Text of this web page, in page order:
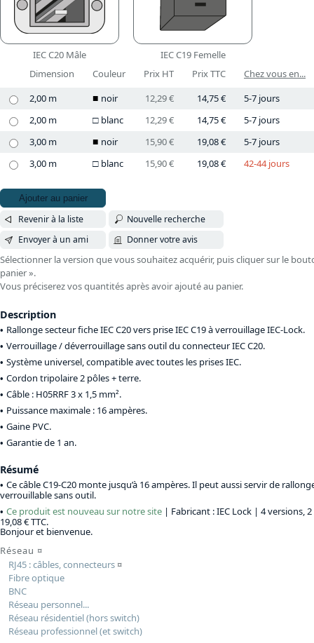
IEC C20 Mâle
IEC C19 Femelle
Dimension
Couleur Prix HT Prix TTC
Chez vous en...
2,00 m
noir 12,29 € 14,75 €
5-7 jours
2,00 m
blanc 12,29 € 14,75 €
5-7 jours
3,00 m
noir 15,90 € 19,08 €
5-7 jours
3,00 m
blanc 15,90 € 19,08 € 42-44 jours
Ajouter au panier
Revenir à la liste
Nouvelle recherche
Envoyer à un ami
Donner votre avis
Sélectionner la version que vous souhaitez acquérir, puis cliquer sur le
panier ».
Vous préciserez vos quantités après avoir ajouté au panier.
Description
Rallonge secteur fiche IEC C20 vers prise IEC C19 à verrouillage IEC-Lock.
Verrouillage / déverrouillage sans outil du connecteur IEC C20.
Système universel, compatible avec toutes les prises IEC.
Cordon tripolaire 2 pôles + terre.
Câble : H05RRF 3 x 1,5 mm².
Puissance maximale : 16 ampères.
Gaine PVC.
Garantie de 1 an.
Résumé
Ce câble C19-C20 monte jusqu’à 16 ampères. Il peut aussi servir de
verrouillable sans outil.
Ce produit est nouveau sur notre site | Fabricant : IEC Lock | 4 versions,
19,08 € TTC.
Bonjour et bienvenue.
Réseau ¤
RJ45 : câbles, connecteurs¤
Fibre optique
BNC
Réseau personnel...
Réseau résidentiel (hors switch)
Réseau professionnel (et switch)